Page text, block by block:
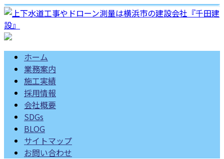
ホーム
業務案内
施工実績
採用情報
会社概要
SDGs
BLOG
サイトマップ
お問い合わせ